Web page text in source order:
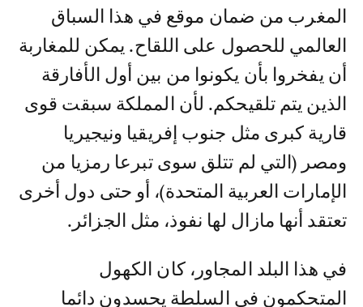
المغرب من ضمان موقع في هذا السباق
العالمي للحصول على اللقاح. يمكن للمغاربة
أن يفخروا بأن يكونوا من بين أول الأفارقة
الذين يتم تلقيحكم. لأن المملكة سبقت قوى
قارية كبرى مثل جنوب إفريقيا ونيجيريا
ومصر (التي لم تتلق سوى تبرعا رمزيا من
الإمارات العربية المتحدة)، أو حتى دول أخرى
تعتقد أنها مازال لها نفوذ، مثل الجزائر.
في هذا البلد المجاور، كان الكهول
المتحكمون في السلطة يحسدون دائما